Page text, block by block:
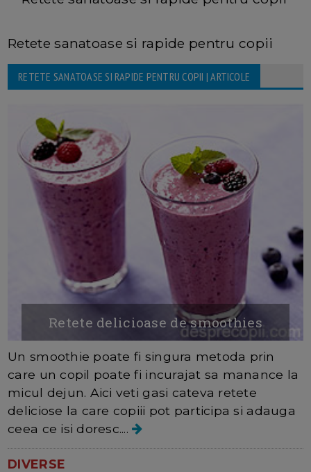
Retete sanatoase si rapide pentru copii
RETETE SANATOASE SI RAPIDE PENTRU COPII | ARTICOLE
Retete delicioase de smoothies
Un smoothie poate fi singura metoda prin
care un copil poate fi incurajat sa manance la
micul dejun. Aici veti gasi cateva retete
deliciose la care copiii pot participa si adauga
ceea ce isi doresc....
DIVERSE